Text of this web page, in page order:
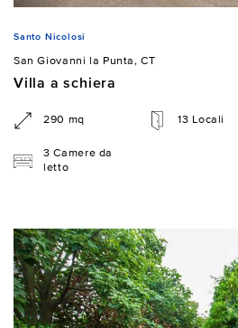
Santo Nicolosi
San Giovanni la Punta, CT
Villa a schiera
290 mq 13 Locali
3 Camere da
letto